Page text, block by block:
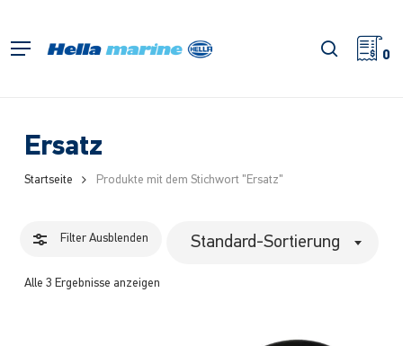
springen
Menü Suche
0
Ersatz
Startseite Produkte mit dem Stichwort "Ersatz"
Filter Ausblenden
Alle 3 Ergebnisse anzeigen
Standard-Sortierung
Filter